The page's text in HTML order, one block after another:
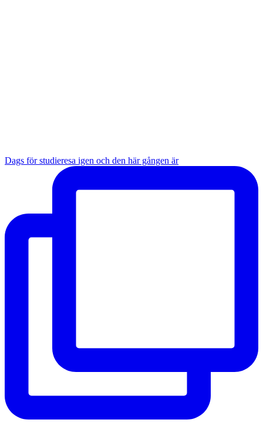
Dags för studieresa igen och den här gången är